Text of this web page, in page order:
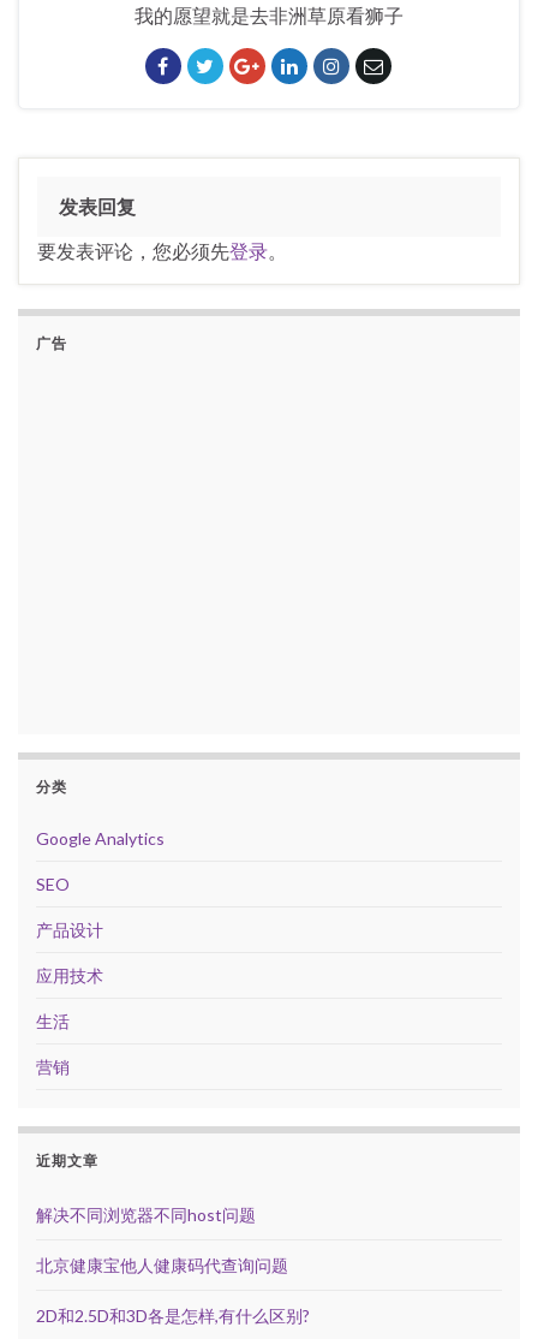
我的愿望就是去非洲草原看狮子
发表回复
要发表评论，您必须先登录。
广告
分类
Google Analytics
SEO
产品设计
应用技术
生活
营销
近期文章
解决不同浏览器不同host问题
北京健康宝他人健康码代查询问题
2D和2.5D和3D各是怎样,有什么区别?